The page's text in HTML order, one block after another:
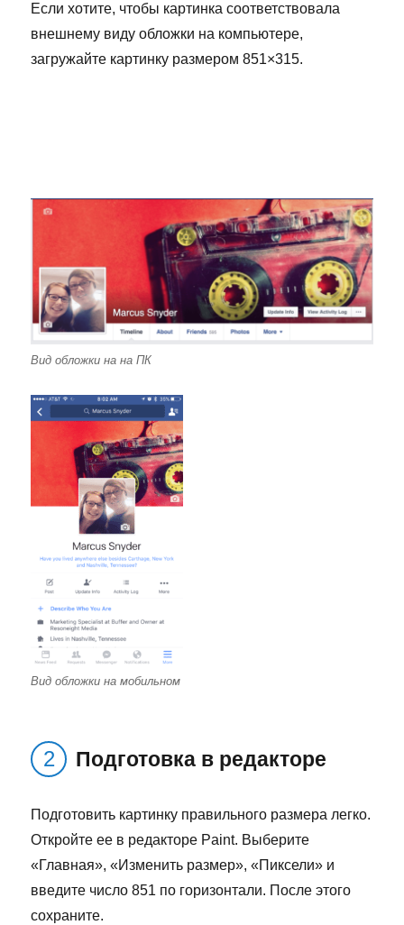
Если хотите, чтобы картинка соответствовала
внешнему виду обложки на компьютере,
загружайте картинку размером 851×315.
Вид обложки на на ПК
Вид обложки на мобильном
Подготовка в редакторе
Подготовить картинку правильного размера легко.
Откройте ее в редакторе Paint. Выберите
«Главная», «Изменить размер», «Пиксели» и
введите число 851 по горизонтали. После этого
сохраните.